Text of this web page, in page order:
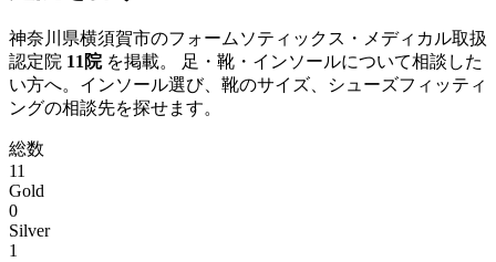
神奈川県横須賀市のフォームソティックス・メディカル取扱
認定院 11 院を掲載。 足・靴・インソールについて相談した
い方へ。インソール選び、靴のサイズ、シューズフィッティ
ングの相談先を探せます。
総数
11
Gold
0
Silver
1